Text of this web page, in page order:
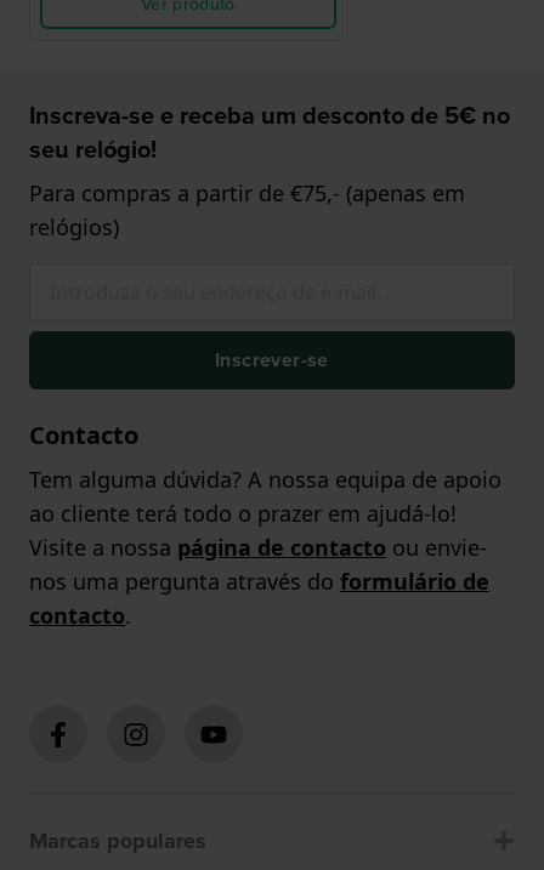
Inscreva-se e receba um desconto de 5€ no
seu relógio!
Para compras a partir de €75,- (apenas em
relógios)
Inscrever-se
Contacto
Tem alguma dúvida? A nossa equipa de apoio
ao cliente terá todo o prazer em ajudá-lo!
Visite a nossa página de contacto ou envie-
nos uma pergunta através do formulário de
contacto.
Marcas populares